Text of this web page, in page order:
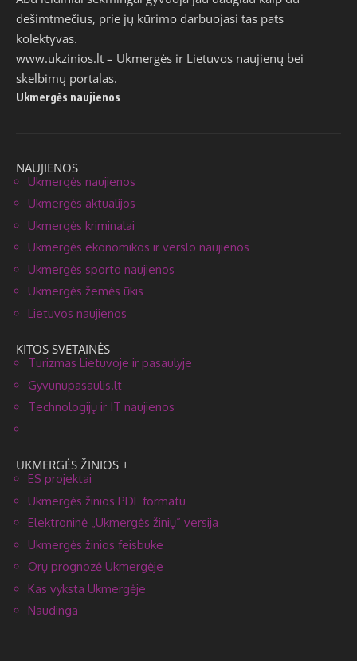
dešimtmečius, prie jų kūrimo darbuojasi tas pats
kolektyvas.
www.ukzinios.lt – Ukmergės ir Lietuvos naujienų bei
skelbimų portalas.
Ukmergės naujienos
NAUJIENOS
Ukmergės naujienos
Ukmergės aktualijos
Ukmergės kriminalai
Ukmergės ekonomikos ir verslo naujienos
Ukmergės sporto naujienos
Ukmergės žemės ūkis
Lietuvos naujienos
KITOS SVETAINĖS
Turizmas Lietuvoje ir pasaulyje
Gyvunupasaulis.lt
Technologijų ir IT naujienos
UKMERGĖS ŽINIOS +
ES projektai
Ukmergės žinios PDF formatu
Elektroninė „Ukmergės žinių” versija
Ukmergės žinios feisbuke
Orų prognozė Ukmergėje
Kas vyksta Ukmergėje
Naudinga